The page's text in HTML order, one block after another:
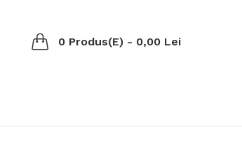
0 Produs(e) - 0,00 Lei